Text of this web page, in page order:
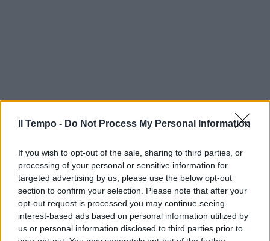
Il Tempo - Do Not Process My Personal Information
If you wish to opt-out of the sale, sharing to third parties, or
processing of your personal or sensitive information for
targeted advertising by us, please use the below opt-out
section to confirm your selection. Please note that after your
opt-out request is processed you may continue seeing
interest-based ads based on personal information utilized by
us or personal information disclosed to third parties prior to